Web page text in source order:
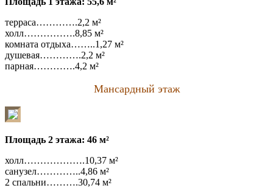
терраса………….2,2 м²
холл…………….8,85 м²
комната отдыха……..1,27 м²
душевая………….2,2 м²
парная………….4,2 м²
Мансардный этаж
Площадь 2 этажа: 46 м²
холл……………….10,37 м²
санузел…………..4,86 м²
2 спальни……….30,74 м²